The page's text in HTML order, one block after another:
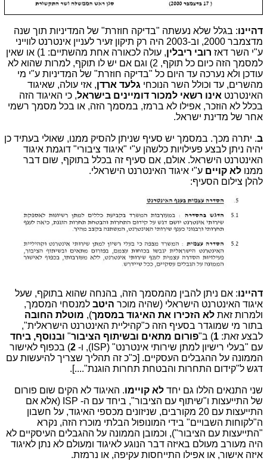
דהיינו: בגלל שלא נעשתה "בדיקה חוזרת" של המדיניות תוך שנה
מדצמבר 2000, וב-2003 היה רק תיקון זעיר לעניין אינטרנט לווייני
ע"י השר דאז רובי ריבלין
, עולה לכאורה אחת מהשתיים: 1) או שאין
למסמך הזה כיום כל תוקף, 2) וגם אם יש לו תוקף, למרות שהוא לא
עודכן ולא נערכה עד היום כל "בדיקה חוזרת" של המדיניות ע"י מי
מהשרים, עד וכולל השר הנוכחי גלעד ארדן, אזי עולה, שאיגוד
האינטרנט אינו רשאי למכור דומיינים בישראל, כי האיגוד הזה
בכלל לא הוזכר, אפילו לא ברמז, במסמך הזה, או בכל מסמך רשמי
אחר של מדינת ישראל.
ב. יתרה מכך. במסמך יש סעיף שניתן להסיק ממנו, שאולי בעתיד כן
יהיה ניתן לבצע פעילויות כלשהן ע"י "איגוד ציבורי" דוגמת איגוד
האינטרנט הישראל. אולם, אם סעיף זה בכלל בתוקף, שום דבר
ממנו לא קויים ע"י איגוד האינטרנט הישראלי.
להלן צילום הסעיף:
דהיינו: אם ניתן להבין מהמסמך הזה, בהנחה שהוא בתוקף, שעל
איגוד האינטרנט הישראלי (שהיה מוכר היטב למנסחי המסמך,
ולמרות זאת לא הזכירו את האיגוד במסמך), מוטלת החובה
בתור מי שמוגדר בסעיף הזה כ"קהיליית האינטרנט הישראלית",
לבצע זאת: 1) ב"פורום מתאים ובשיתוף הציבור" ובנוסף, ביחד
עם "בעלי רישיון למתן שירותי אינטרנט" (ISP), ו-
2) בכפוף לאישור
הממונה על ההגבלים העסקיים. [כ"כ זה תהליך שצריך להיעשות עם
דגש ל"קידום התחרות והבטחת תחרות הוגנת"....].
שני התנאים הללו גם יחד לא קויימו. האיגוד לא הקים שום פורום
של התייעצות ו"שיתוף עם הציבור", ביחד עם ה- ISP (אלא אם
התייעצות עם 20 מקורבים, שניזונים מכספי האיגוד, על חשבון
ה"לקוחות השבויים" בידי המונופול הבלתי מוכרז הזה, נקרא
"התייעצות עם הציבור"), וכמובן הממונה על ההגבלים העיסקיים לא
היה מעורב מעולם באיזה דבר הנוגע לאיגוד ומעולם לא נתן לאיגוד
איזה אישור, או אפילו התייחסות עקיפה, או נרמזת.